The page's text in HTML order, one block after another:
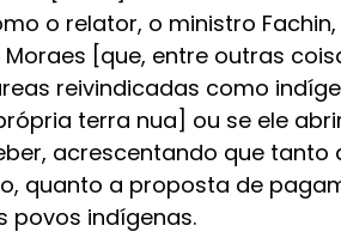
o relator, o ministro
[que, entre outras
reivindicadas como
terra nua] ou se ele
acrescentando que
quanto a proposta de
povos indígenas.